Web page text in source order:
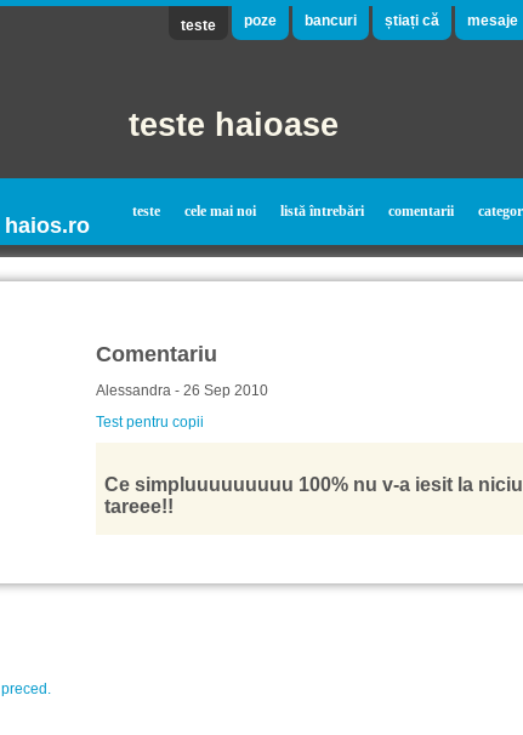
teste poze bancuri știați că mesaje
teste haioase
haios.ro
teste cele mai noi listă întrebări comentarii
Comentariu
Alessandra - 26 Sep 2010
Test pentru copii
Ce simpluuuuuuuuu 100% nu v-a iesit la
tareee!!
preced.